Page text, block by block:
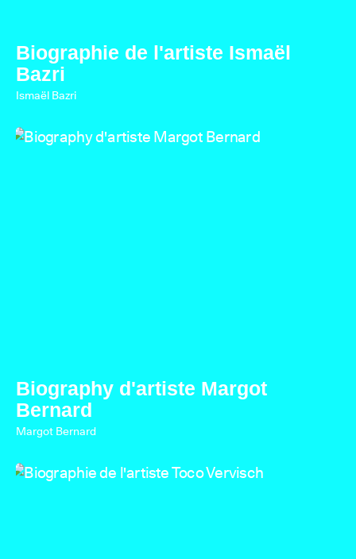
Biographie de l'artiste Ismaël
Bazri
Ismaël Bazri
Biography d'artiste Margot
Bernard
Margot Bernard